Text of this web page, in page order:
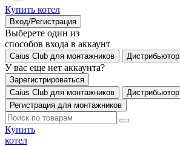
Купить котел
Вход/Регистрация
Выберете один из
способов входа в аккаунт
Caius Club для монтажников Дистрибьютор
У вас еще нет аккаунта?
Зарегистрироваться
Caius Club для монтажников
Дистрибьютор
Регистрация для монтажников
Купить
котел